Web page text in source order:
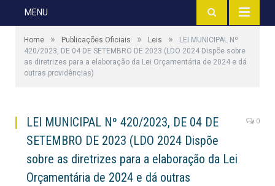
MENU
Home » Publicações Oficiais » Leis »
LEI MUNICIPAL Nº
420/2023, DE 04 DE SETEMBRO DE 2023 (LDO 2024 Dispõe sobre
as diretrizes para a elaboração da Lei Orçamentária de 2024 e dá
outras providências)
LEI MUNICIPAL Nº 420/2023, DE 04 DE
SETEMBRO DE 2023 (LDO 2024 Dispõe
sobre as diretrizes para a elaboração da Lei
Orçamentária de 2024 e dá outras
0